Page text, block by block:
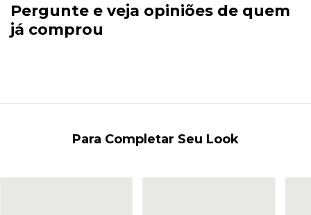
Pergunte e veja opiniões de quem
já comprou
Para Completar Seu Look